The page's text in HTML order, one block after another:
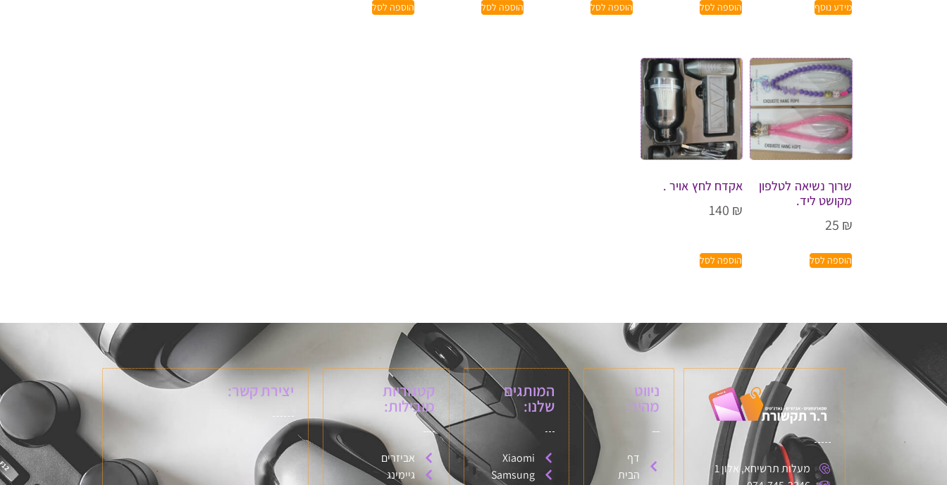
מידע נוסף הוספה לסל הוספה לסל הוספה לסל הוספה לסל
שרוך נשיאה לטלפון
מקושט ליד.
25 ₪
הוספה לסל
אקדח לחץ אויר .
140 ₪
הוספה לסל
מעלות תרשיחא, אלון 1
ניווט
מהיר:
דף
הבית
המותגים
שלנו:
Xiaomi
Samsung
קטגוריות
מובילות:
אביזרים
גיימינג
יצירת קשר: